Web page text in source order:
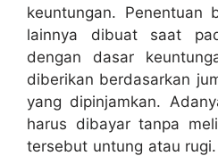
keuntungan. Penentuan
lainnya dibuat saat
dengan dasar
diberikan berdasarkan
yang dipinjamkan.
harus dibayar tanpa
tersebut untung atau